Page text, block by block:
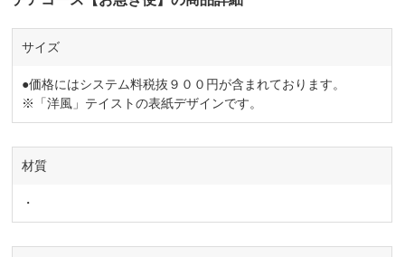
サイズ
●価格にはシステム料税抜９００円が含まれております。
※「洋風」テイストの表紙デザインです。
材質
・